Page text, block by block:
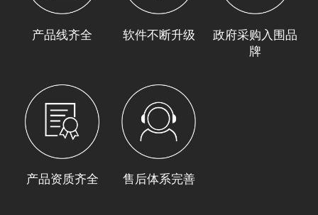
产品线齐全 软件不断升级
政府采购入围品
牌
产品资质齐全 售后体系完善